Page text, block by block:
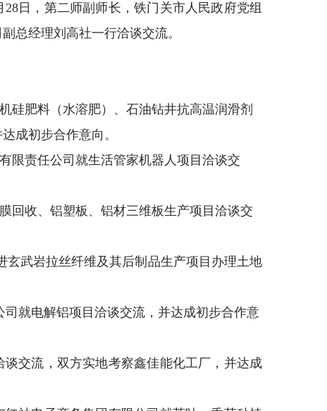
28日，第二师副师长，铁门关市人民政府党组
总经理刘高社一行洽谈交流。
硅肥料（水溶肥）、石油钻井抗高温润滑剂
达成初步合作意向。
限责任公司就生活管家机器人项目洽谈交
回收、铝塑板、铝材三维板生产项目洽谈交
玄武岩拉丝纤维及其后制品生产项目 办理土地
司就电解铝项目洽谈交流， 并达成初步合作意
谈交流， 双方实地考察鑫佳能化工厂 ， 并达成